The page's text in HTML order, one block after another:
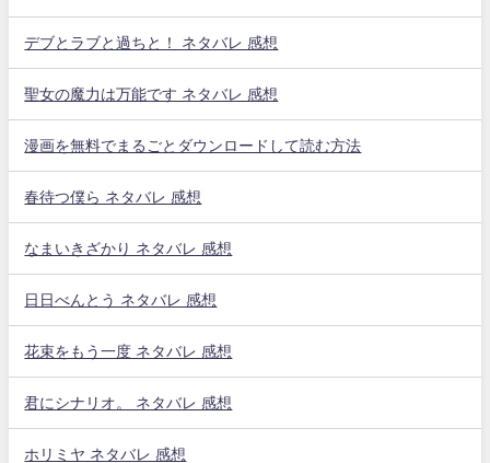
デブとラブと過ちと！ ネタバレ 感想
聖女の魔力は万能です ネタバレ 感想
漫画を無料でまるごとダウンロードして読む方法
春待つ僕ら ネタバレ 感想
なまいきざかり ネタバレ 感想
日日べんとう ネタバレ 感想
花束をもう一度 ネタバレ 感想
君にシナリオ。 ネタバレ 感想
ホリミヤ ネタバレ 感想